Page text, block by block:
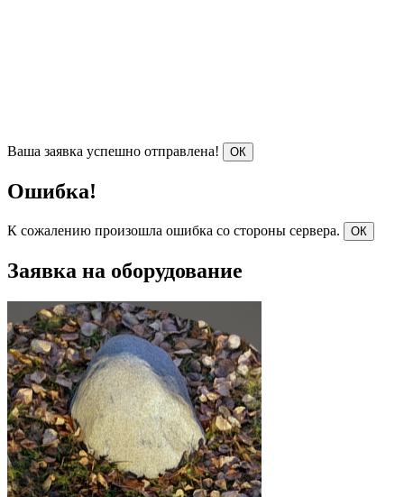
Ваша заявка успешно отправлена! ОК
Ошибка!
К сожалению произошла ошибка со стороны сервера. ОК
Заявка на оборудование